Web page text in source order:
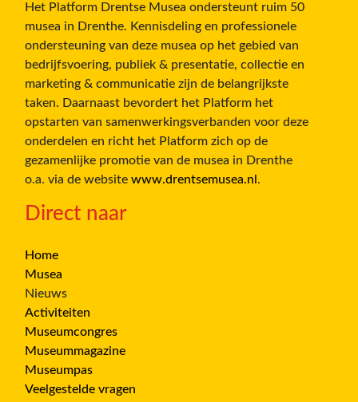
Het Platform Drentse Musea ondersteunt ruim 50
musea in Drenthe. Kennisdeling en professionele
ondersteuning van deze musea op het gebied van
bedrijfsvoering, publiek & presentatie, collectie en
marketing & communicatie zijn de belangrijkste
taken. Daarnaast bevordert het Platform het
opstarten van samenwerkingsverbanden voor deze
onderdelen en richt het Platform zich op de
gezamenlijke promotie van de musea in Drenthe
o.a. via de website www.drentsemusea.nl .
Direct naar
Home
Musea
Nieuws
Activiteiten
Museumcongres
Museummagazine
Museumpas
Veelgestelde vragen